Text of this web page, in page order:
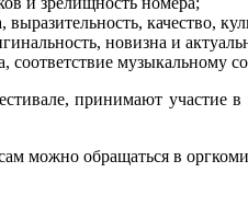
выразительность, качество,
новизна и
соответствие музыкальному
принимают участие
можно обращаться в